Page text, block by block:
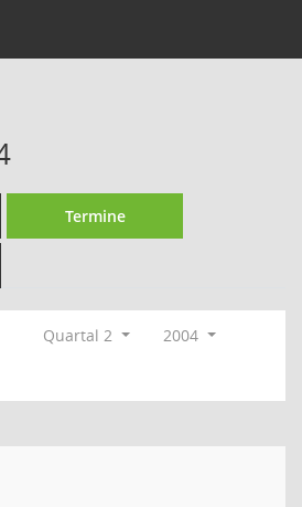
Termine
Quartal 2
2004